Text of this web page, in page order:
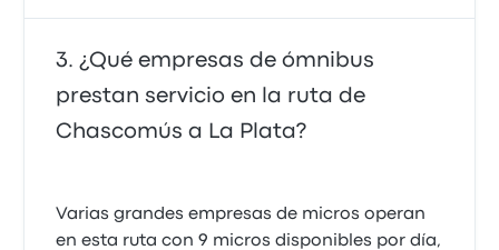
¿Qué empresas de ómnibus
prestan servicio en la ruta de
Chascomús a La Plata?
Varias grandes empresas de micros operan
en esta ruta con 9 micros disponibles por día,